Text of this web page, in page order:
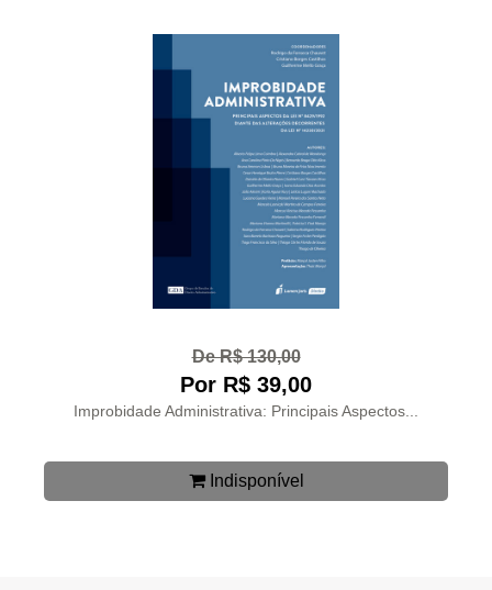
De R$ 130,00
Por R$ 39,00
Improbidade Administrativa: Principais Aspectos...
Indisponível